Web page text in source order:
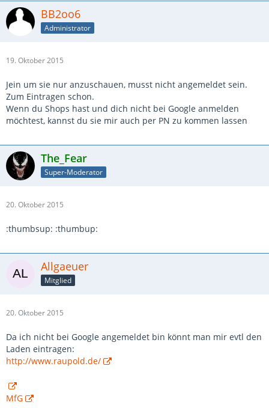
BB2oo6
Administrator
19. Oktober 2015
Jein um sie nur anzuschauen, musst nicht angemeldet sein.
Zum Eintragen schon.
Wenn du Shops hast und dich nicht bei Google anmelden
möchtest, kannst du sie mir auch per PN zu kommen lassen
The_Fear
Super-Moderator
20. Oktober 2015
:thumbsup: :thumbup:
Allgaeuer
Mitglied
20. Oktober 2015
Da ich nicht bei Google angemeldet bin könnt man mir evtl den
Laden eintragen:
http://www.raupold.de/
MfG